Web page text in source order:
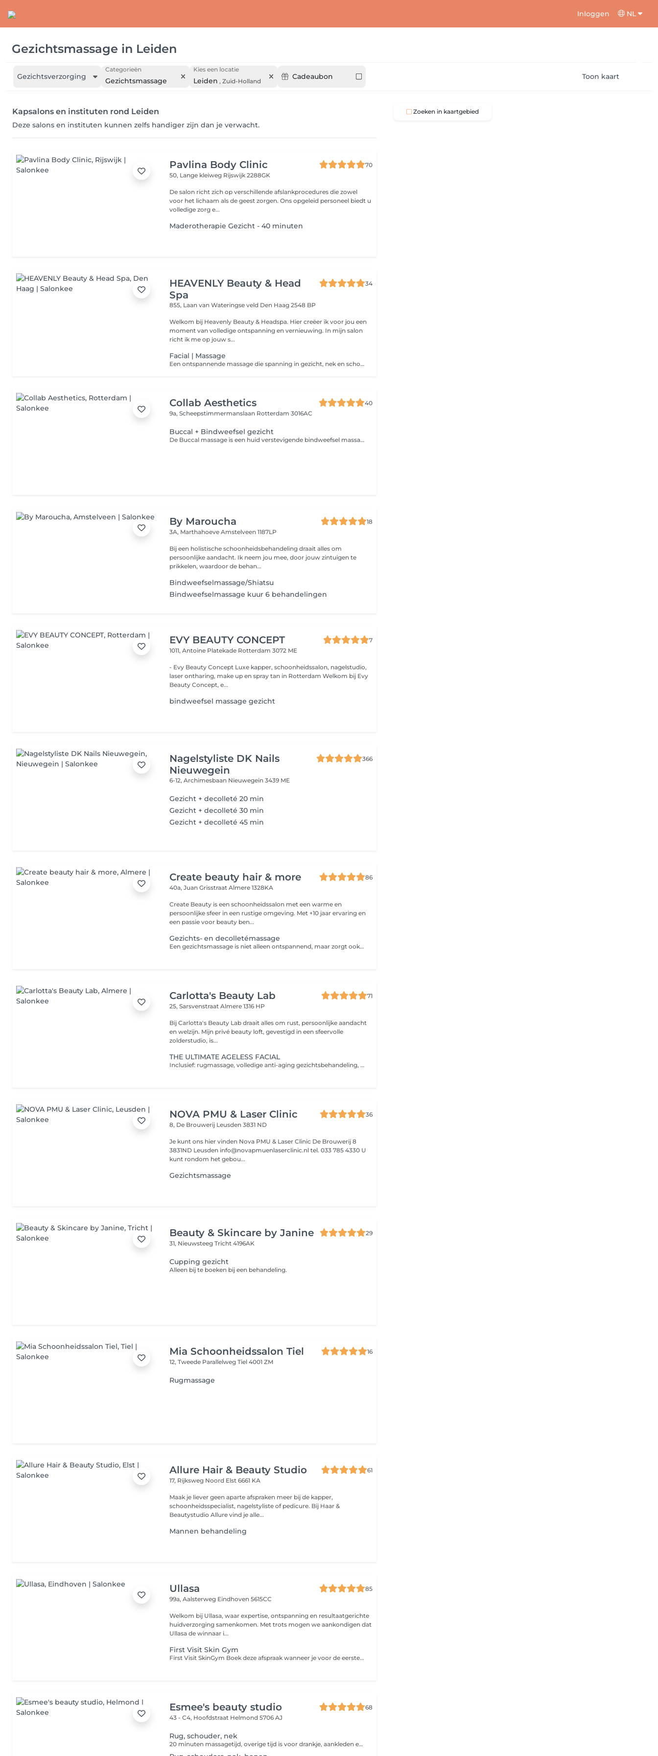
Inloggen NL
Gezichtsmassage in Leiden
Gezichtsverzorging
Categorieën
Gezichtsmassage
Kies een locatie
Leiden , Zuid-Holland
Cadeaubon Toon kaart
Kapsalons en instituten rond Leiden
Deze salons en instituten kunnen zelfs handiger zijn dan je verwacht.
Pavlina Body Clinic
70
50, Lange kleiweg Rijswijk 2288GK
De salon richt zich op verschillende afslankprocedures die zowel
voor het lichaam als de geest zorgen. Ons opgeleid personeel biedt u
volledige zorg e...
Maderotherapie Gezicht - 40 minuten
HEAVENLY Beauty & Head
Spa
34
855, Laan van Wateringse veld Den Haag 2548 BP
Welkom bij Heavenly Beauty & Headspa. Hier creëer ik voor jou een
moment van volledige ontspanning en vernieuwing. In mijn salon
richt ik me op jouw s...
Facial | Massage
Een ontspannende massage die spanning in gezicht, nek en schouders vermindert. Met zachte technieken worden spieren losgemaakt en de doorbloeding gestimuleerd, voor een ontspannen gevoel en een frisse uitstraling.
Collab Aesthetics
40
9a, Scheepstimmermanslaan Rotterdam 3016AC
Buccal + Bindweefsel gezicht
De Buccal massage is een huid verstevigende bindweefsel massage, waarbij de focus wordt gelegd op het aanmaken van collageen en elastine.
By Maroucha
18
3A, MarthahoeveAmstelveen 1187LP
Bij een holistische schoonheidsbehandeling draait alles om
persoonlijke aandacht. Ik neem jou mee, door jouw zintuigen te
prikkelen, waardoor de behan...
Bindweefselmassage/Shiatsu
Bindweefselmassage kuur 6 behandelingen
EVY BEAUTY CONCEPT
7
1011, Antoine Platekade Rotterdam 3072 ME
- Evy Beauty Concept Luxe kapper, schoonheidssalon, nagelstudio,
laser ontharing, make up en spray tan in Rotterdam Welkom bij Evy
Beauty Concept, e...
bindweefsel massage gezicht
Nagelstyliste DK Nails
Nieuwegein
366
6-12, Archimesbaan Nieuwegein 3439 ME
Gezicht + decolleté 20 min
Gezicht + decolleté 30 min
Gezicht + decolleté 45 min
Create beauty hair & more
86
40a, Juan GrisstraatAlmere 1328KA
Create Beauty is een schoonheidssalon met een warme en
persoonlijke sfeer in een rustige omgeving. Met +10 jaar ervaring en
een passie voor beauty ben...
Gezichts- en decolletémassage
Een gezichtsmassage is niet alleen ontspannend, maar zorgt ook voor betere doorbloeding van het gezicht. Hierdoor wordt het huidherstellend vermogen gestimuleerd en ziet de huid er frisser en stralend uit.
Carlotta's Beauty Lab
71
25, SarsvenstraatAlmere 1316 HP
Bij Carlotta's Beauty Lab draait alles om rust, persoonlijke aandacht
en welzijn. Mijn privé beauty loft, gevestigd in een sfeervolle
zolderstudio, is...
THE ULTIMATE AGELESS FACIAL
Inclusief: rugmassage, volledige anti-aging gezichtsbehandeling, deep tissue massage van het gezicht, nek-, schouders- en armmassage. Stimuleert celvernieuwing voor een stralende huid. De behandeling begint met een zachte rugmassage ter ontspanning, gevolgd door een gepersonaliseerde gezichtsbehandeling met deep tissue massage die ontworpen is om het verouderingsproces van de huid te vertragen. The treatment begins with a soft back massage designed to energise and revitalise the body's natural rhythm followed by a personalized facial treatment with deep tissue face massage designed to slow the ageing process of the skin.
NOVA PMU & Laser Clinic
36
8, De Brouwerij Leusden 3831 ND
Je kunt ons hier vinden Nova PMU & Laser Clinic De Brouwerij 8
3831ND Leusden info@novapmuenlaserclinic.nl tel. 033 785 4330 U
kunt rondom het gebou...
Gezichtsmassage
Beauty & Skincare by Janine
29
31, NieuwsteegTricht 4196AK
Cupping gezicht
Alleen bij te boeken bij een behandeling.
Mia Schoonheidssalon Tiel
16
12, Tweede ParallelwegTiel 4001 ZM
Rugmassage
Allure Hair & Beauty Studio
61
17, Rijksweg Noord Elst 6661 KA
Maak je liever geen aparte afspraken meer bij de kapper,
schoonheidsspecialist, nagelstyliste of pedicure. Bij Haar &
Beautystudio Allure vind je alle...
Mannen behandeling
Ullasa
85
99a, Aalsterweg Eindhoven 5615CC
Welkom bij Ullasa, waar expertise, ontspanning en resultaatgerichte
huidverzorging samenkomen. Met trots mogen we aankondigen dat
Ullasa de winnaar i...
First Visit Skin Gym
First Visit SkinGym Boek deze afspraak wanneer je voor de eerste keer een SkinGym bij ons ondergaat. Tijdens deze eerste afspraak nemen we extra tijd om jouw huid goed te analyseren, jouw wensen en doelen te bespreken en alle SkinGym-opties duidelijk aan je uit te leggen. Zo kunnen we samen bepalen welke behandeling en technieken het beste passen bij jouw huidconditie en het resultaat dat jij wilt bereiken. Deze first visit is belangrijk om jouw behandeling direct goed af te stemmen en het maximale uit jouw SkinGym te halen. Wil je Buccal toevoegen? Dat kan direct via Extras, of geef het tijdens de intake aan.
Esmee's beauty studio
68
43 - C4, Hoofdstraat Helmond 5706 AJ
Rug, schouder, nek
20 minuten massagetijd, overige tijd is voor drankje, aankleden etc.
Zoeken in kaartgebied